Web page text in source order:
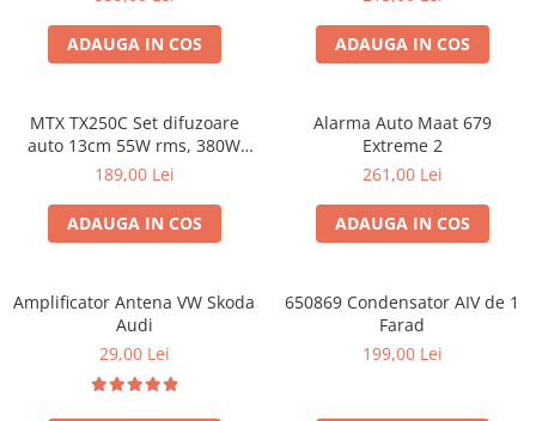
ADAUGA IN COS ADAUGA IN COS
MTX TX250C Set difuzoare
auto 13cm 55W rms, 380W
peak
189,00 Lei
ADAUGA IN COS
Alarma Auto Maat 679
Extreme 2
261,00 Lei
ADAUGA IN COS
Amplificator Antena VW Skoda
Audi
29,00 Lei
650869 Condensator AIV de 1
Farad
199,00 Lei